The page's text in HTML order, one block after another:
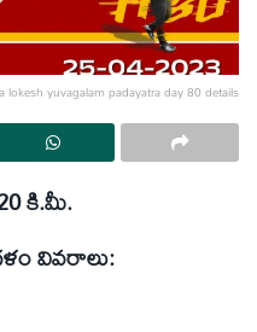
lokesh yuvagalam padayatra day 80 details
కి.మీ.
వివరాలు: